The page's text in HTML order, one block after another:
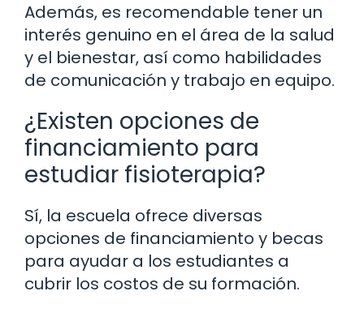
Además, es recomendable tener un
interés genuino en el área de la salud
y el bienestar, así como habilidades
de comunicación y trabajo en equipo.
¿Existen opciones de
financiamiento para
estudiar fisioterapia?
Sí, la escuela ofrece diversas
opciones de financiamiento y becas
para ayudar a los estudiantes a
cubrir los costos de su formación.